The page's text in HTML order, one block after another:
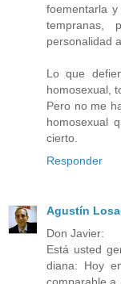
foementarla
tempranas,
personalidad
Lo que
homosexual,
Pero no me
homosexual
cierto.
Responder
Agustín
Don Javier:
Está usted
diana: Hoy
comparable a